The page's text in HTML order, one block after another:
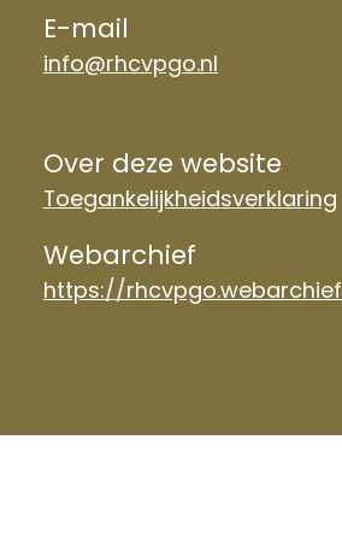
E-mail
info@rhcvpgo.nl
Over deze website
Toegankelijkheidsverklaring
Webarchief
https://